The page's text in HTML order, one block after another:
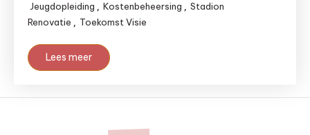
Jeugdopleiding , Kostenbeheersing , Stadion
Renovatie , Toekomst Visie
Lees meer